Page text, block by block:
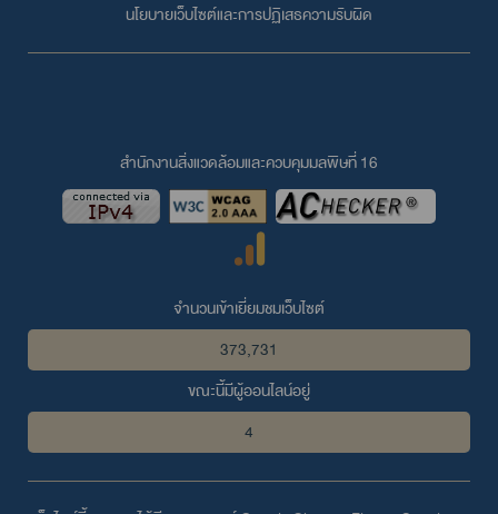
นโยบายเว็บไซต์และการปฏิเสธความรับผิด
สำนักงานสิ่งแวดล้อมและควบคุมมลพิษที่ 16
จำนวนเข้าเยี่ยมชมเว็บไซต์
373,731
ขณะนี้มีผู้ออนไลน์อยู่
4